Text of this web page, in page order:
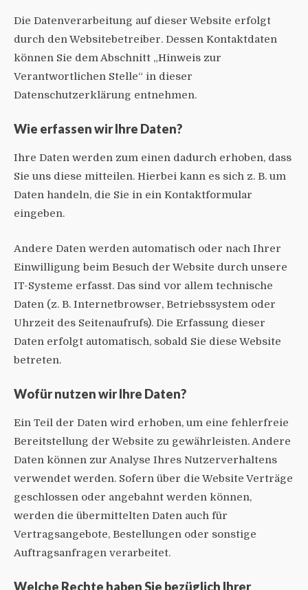
Die Datenverarbeitung auf dieser Website erfolgt
durch den Websitebetreiber. Dessen Kontaktdaten
können Sie dem Abschnitt „Hinweis zur
Verantwortlichen Stelle“ in dieser
Datenschutzerklärung entnehmen.
Wie erfassen wir Ihre Daten?
Ihre Daten werden zum einen dadurch erhoben, dass
Sie uns diese mitteilen. Hierbei kann es sich z. B. um
Daten handeln, die Sie in ein Kontaktformular
eingeben.
Andere Daten werden automatisch oder nach Ihrer
Einwilligung beim Besuch der Website durch unsere
IT-Systeme erfasst. Das sind vor allem technische
Daten (z. B. Internetbrowser, Betriebssystem oder
Uhrzeit des Seitenaufrufs). Die Erfassung dieser
Daten erfolgt automatisch, sobald Sie diese Website
betreten.
Wofür nutzen wir Ihre Daten?
Ein Teil der Daten wird erhoben, um eine fehlerfreie
Bereitstellung der Website zu gewährleisten. Andere
Daten können zur Analyse Ihres Nutzerverhaltens
verwendet werden. Sofern über die Website Verträge
geschlossen oder angebahnt werden können,
werden die übermittelten Daten auch für
Vertragsangebote, Bestellungen oder sonstige
Auftragsanfragen verarbeitet.
Welche Rechte haben Sie bezüglich Ihrer